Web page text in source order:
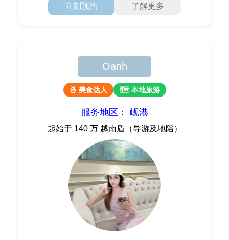
立刻预约 了解更多
Oanh
🍜 美食达人 🗺 本地旅游
服务地区： 岘港
起始于 140 万 越南盾（导游及地陪）